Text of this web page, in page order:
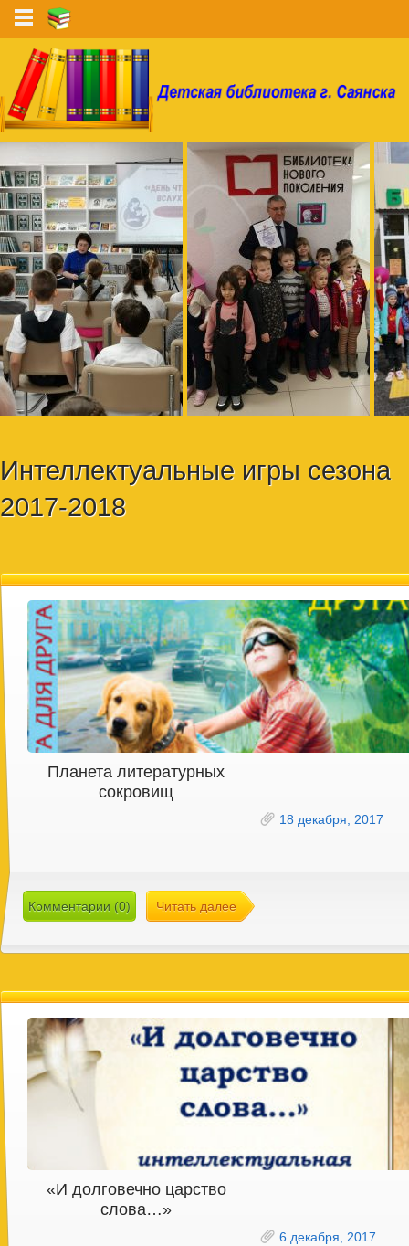
Интеллектуальные игры сезона
2017-2018
Планета литературных
сокровищ
18 декабря, 2017
Комментарии (0) Читать далее
«И долговечно царство
слова…»
6 декабря, 2017